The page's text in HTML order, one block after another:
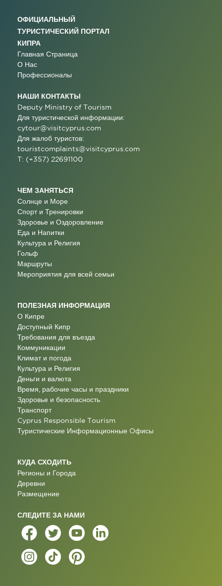
ОФИЦИАЛЬНЫЙ
ТУРИСТИЧЕСКИЙ ПОРТАЛ
КИПРА
Главная Страница
О Нас
Профессионалы
НАШИ КОНТАКТЫ
Deputy Ministry of Tourism
Для туристической информации:
cytour@visitcyprus.com
Для жалоб туристов:
touristcomplaints@visitcyprus.com
T: (+357) 22691100
ЧЕМ ЗАНЯТЬСЯ
Солнце и Море
Спорт и Тренировки
Здоровье и Оздоровление
Еда и Напитки
Культура и Религия
Гольф
Маршруты
Мероприятия для всей семьи
ПОЛЕЗНАЯ ИНФОРМАЦИЯ
О Кипре
Доступный Кипр
Требования для въезда
Коммуникации
Климат и погода
Культура и Религия
Деньги и валюта
Время, рабочие часы и праздники
Здоровье и безопасность
Транспорт
Cyprus Responsible Tourism
Туристические Информационные Oфисы
КУДА СХОДИТЬ
Регионы и Города
Деревни
Размещение
СЛЕДИТЕ ЗА НАМИ